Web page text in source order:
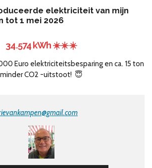
elektriciteit van mijn
tot 1 mei 2026
34.574 kWh ☀️☀️☀️
Euro elektriciteitsbesparing en ca. 15 ton
minder CO2 -uitstoot! 😇